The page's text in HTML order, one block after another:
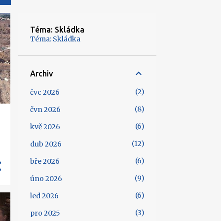
Téma: Skládka
Téma: Skládka
Archiv
čvc 2026
2
čvn 2026
8
kvě 2026
6
dub 2026
12
bře 2026
6
úno 2026
9
led 2026
6
pro 2025
3